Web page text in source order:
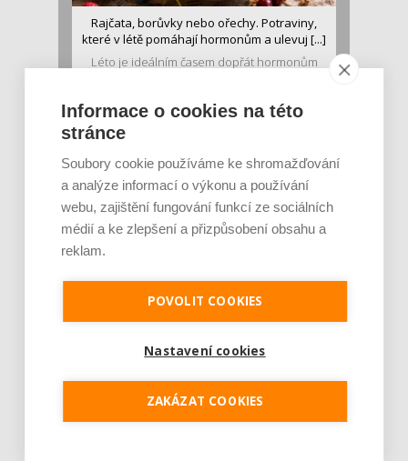
Rajčata, borůvky nebo ořechy. Potraviny,
které v létě pomáhají hormonům a ulevuj [...]
Léto je ideálním časem dopřát hormonům
Je jen pro sportovce, přiberu po něm a ve
v oblasti zdraví, výživy i dlouhověkosti. Přesto
Informace o cookies na této
stránce
Soubory cookie používáme ke shromažďování
a analýze informací o výkonu a používání
webu, zajištění fungování funkcí ze sociálních
médií a ke zlepšení a přizpůsobení obsahu a
reklam.
POVOLIT COOKIES
Nastavení cookies
ZAKÁZAT COOKIES